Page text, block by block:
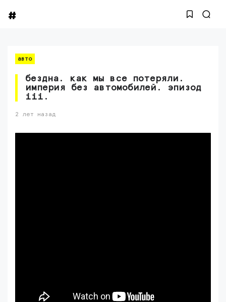
авто
бездна. как мы все потеряли.
империя без автомобилей. эпизод
iii.
2 лет назад